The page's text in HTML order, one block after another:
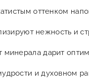
оттенком
нежность и
дарит
и духовном